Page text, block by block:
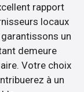
rapport
locaux
un
demeure
Votre choix
à un